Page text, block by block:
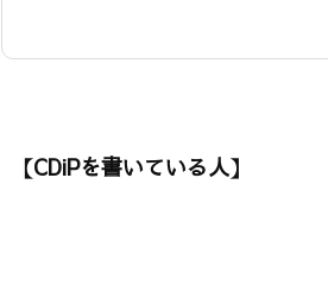
【CDiPを書いている人】